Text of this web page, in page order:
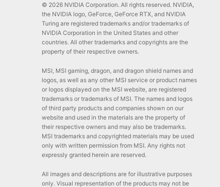
© 2026 NVIDIA Corporation. All rights reserved. NVIDIA,
the NVIDIA logo, GeForce, GeForce RTX, and NVIDIA
Turing are registered trademarks and/or trademarks of
NVIDIA Corporation in the United States and other
countries. All other trademarks and copyrights are the
property of their respective owners.
MSI, MSI gaming, dragon, and dragon shield names and
logos, as well as any other MSI service or product names
or logos displayed on the MSI website, are registered
trademarks or trademarks of MSI. The names and logos
of third party products and companies shown on our
website and used in the materials are the property of
their respective owners and may also be trademarks.
MSI trademarks and copyrighted materials may be used
only with written permission from MSI. Any rights not
expressly granted herein are reserved.
All images and descriptions are for illustrative purposes
only. Visual representation of the products may not be